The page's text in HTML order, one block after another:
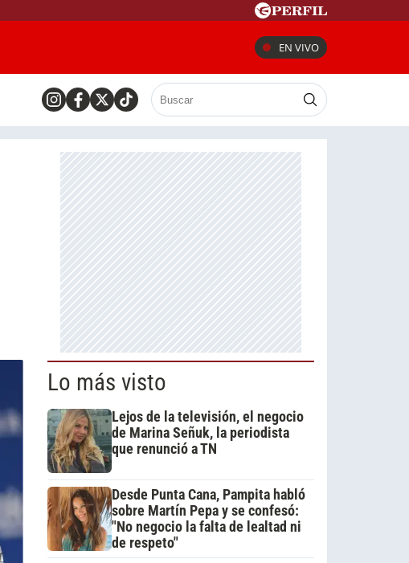
EN VIVO
Lo más visto
Lejos de la televisión, el negocio
de Marina Señuk, la periodista
que renunció a TN
Desde Punta Cana, Pampita habló
sobre Martín Pepa y se confesó:
"No negocio la falta de lealtad ni
de respeto"